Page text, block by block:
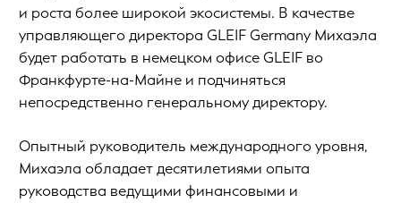
и роста более широкой экосистемы. В качестве
управляющего директора GLEIF Germany Михаэла
будет работать в немецком офисе GLEIF во
Франкфурте-на-Майне и подчиняться
непосредственно генеральному директору.
Опытный руководитель международного уровня,
Михаэла обладает десятилетиями опыта
руководства ведущими финансовыми и